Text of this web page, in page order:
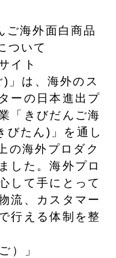
海外面白商品
ついて
イト
」は、海外のス
ーの日本進出プ
「きびだんご海
びたん)」を通し
の海外プロダク
した。海外プロ
して手にとって
流、カスタマー
行える体制を整
）」